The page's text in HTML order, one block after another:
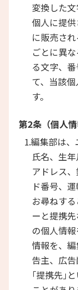
変換した
個人に提
に販売さ
ごとに異
る文字、
て、当該
す。
第2条（個人情
1.編集部は
氏名、生
アドレス
ド番号、
お尋ねす
ーと提携
の個人情
情報を、
告主、広告
｢提携先｣